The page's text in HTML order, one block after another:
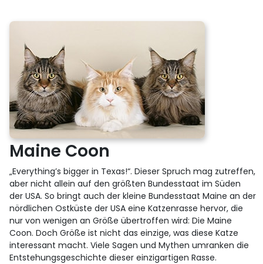
Maine Coon
„Everything’s bigger in Texas!“. Dieser Spruch mag zutreffen,
aber nicht allein auf den größten Bundesstaat im Süden
der USA. So bringt auch der kleine Bundesstaat Maine an der
nördlichen Ostküste der USA eine Katzenrasse hervor, die
nur von wenigen an Größe übertroffen wird: Die Maine
Coon. Doch Größe ist nicht das einzige, was diese Katze
interessant macht. Viele Sagen und Mythen umranken die
Entstehungsgeschichte dieser einzigartigen Rasse.